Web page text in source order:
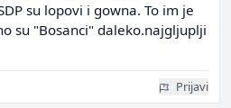
su lopovi i gowna. To im je
su "Bosanci" daleko.najgljuplji
Prijavi